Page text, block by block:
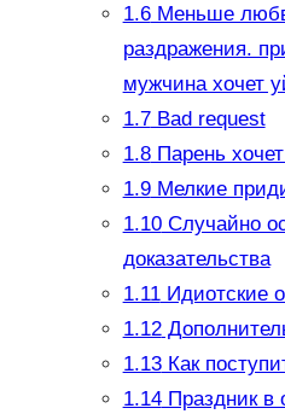
1.6Меньше
раздражения.
мужчина хочет
1.7Bad request
1.8Парень хочет
1.9Мелкие
1.10Случайно
доказательства
1.11Идиотские
1.12
1.13Как
1.14Праздник в